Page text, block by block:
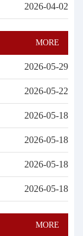
2026-04-02
MORE
2026-05-29
2026-05-22
2026-05-18
2026-05-18
2026-05-18
2026-05-18
MORE